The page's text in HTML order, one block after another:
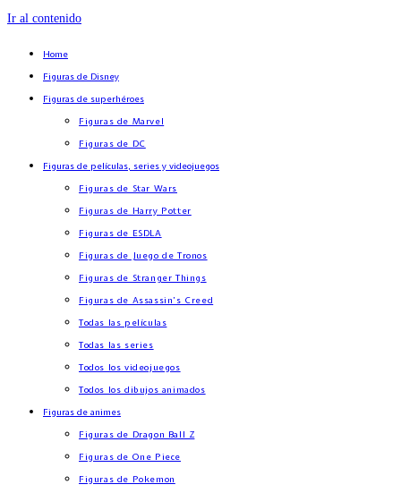
Ir al contenido
Home
Figuras de Disney
Figuras de superhéroes
Figuras de Marvel
Figuras de DC
Figuras de películas, series y videojuegos
Figuras de Star Wars
Figuras de Harry Potter
Figuras de ESDLA
Figuras de Juego de Tronos
Figuras de Stranger Things
Figuras de Assassin’s Creed
Todas las películas
Todas las series
Todos los videojuegos
Todos los dibujos animados
Figuras de animes
Figuras de Dragon Ball Z
Figuras de One Piece
Figuras de Pokemon